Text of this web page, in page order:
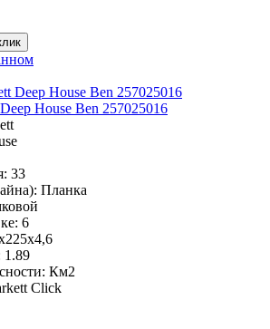
House Ben 257025016
33
Планка
6
1.89
Км2
Click